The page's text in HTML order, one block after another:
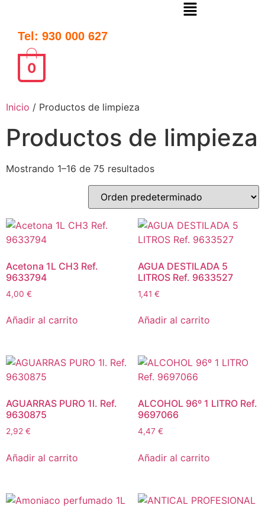
Tel: 930 000 627
0
Inicio / Productos de limpieza
Productos de limpieza
Mostrando 1–16 de 75 resultados
Acetona 1L CH3 Ref.
9633794
4,00 €
Añadir al carrito
AGUA DESTILADA 5
LITROS Ref. 9633527
1,41 €
Añadir al carrito
AGUARRAS PURO 1l. Ref.
9630875
2,92 €
Añadir al carrito
ALCOHOL 96º 1 LITRO Ref.
9697066
4,47 €
Añadir al carrito